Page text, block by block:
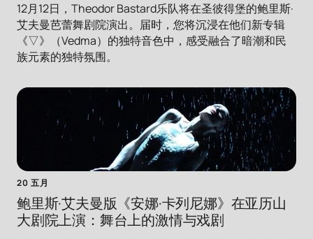
12月12日，Theodor Bastard乐队将在圣彼得堡的鲍里斯·
艾夫曼芭蕾舞剧院演出。届时，您将沉浸在他们新专辑
《▽》（Vedma）的独特音色中，感受融合了暗潮和民
族元素的独特氛围。
20 五月
鲍里斯·艾夫曼版《安娜·卡列尼娜》在亚历山
大剧院上演：舞台上的激情与戏剧